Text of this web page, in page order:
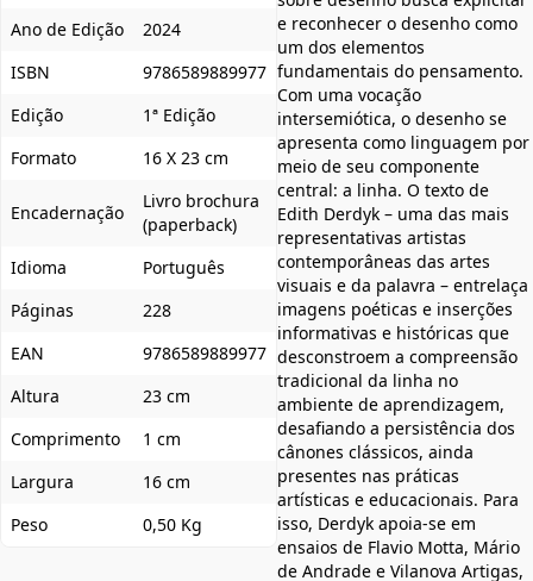
Ano de Edição
2024
ISBN
9786589889977
Edição
1ª Edição
Formato
16 X 23 cm
Encadernação
Livro brochura
(paperback)
Idioma
Português
Páginas
228
EAN
9786589889977
Altura
23 cm
Comprimento
1 cm
Largura
16 cm
Peso
0,50 Kg
e reconhecer o desenho como
um dos elementos
fundamentais do pensamento.
Com uma vocação
intersemiótica, o desenho se
apresenta como linguagem por
meio de seu componente
central: a linha. O texto de
Edith Derdyk – uma das mais
representativas artistas
contemporâneas das artes
visuais e da palavra – entrelaça
imagens poéticas e inserções
informativas e históricas que
desconstroem a compreensão
tradicional da linha no
ambiente de aprendizagem,
desafiando a persistência dos
cânones clássicos, ainda
presentes nas práticas
artísticas e educacionais. Para
isso, Derdyk apoia-se em
ensaios de Flavio Motta, Mário
de Andrade e Vilanova Artigas,